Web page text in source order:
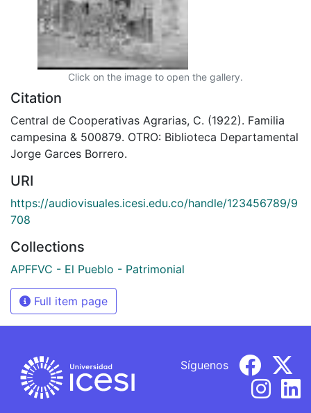
Click on the image to open the gallery.
Citation
Central de Cooperativas Agrarias, C. (1922). Familia
campesina & 500879. OTRO: Biblioteca Departamental
Jorge Garces Borrero.
URI
https://audiovisuales.icesi.edu.co/handle/123456789/9
708
Collections
APFFVC - El Pueblo - Patrimonial
Full item page
Síguenos